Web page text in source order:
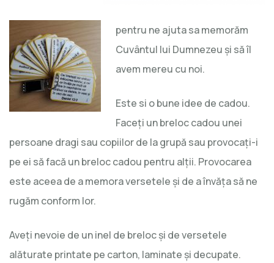
pentru ne ajuta sa memorăm
Cuvântul lui Dumnezeu şi să îl
avem mereu cu noi.
Este si o bune idee de cadou.
Faceţi un breloc cadou unei
persoane dragi sau copiilor de la grupă sau provocaţi-i
pe ei să facă un breloc cadou pentru alţii. Provocarea
este aceea de a memora versetele şi de a învăţa să ne
rugăm conform lor.
Aveţi nevoie de un inel de breloc şi de versetele
alăturate printate pe carton, laminate şi decupate.